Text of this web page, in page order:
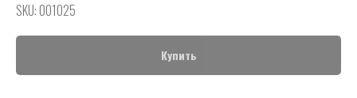
SKU:001025
Купить